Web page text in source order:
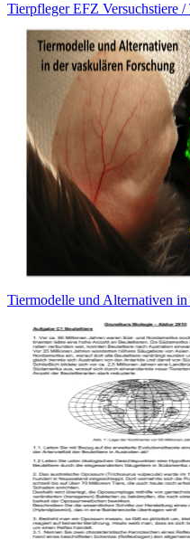
Tierpfleger EFZ Versuchstiere
Tiermodelle und Alternativen